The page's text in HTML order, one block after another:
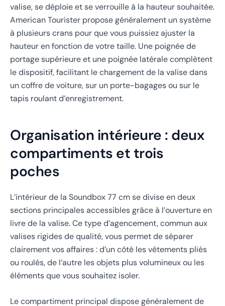
valise, se déploie et se verrouille à la hauteur souhaitée.
American Tourister propose généralement un système
à plusieurs crans pour que vous puissiez ajuster la
hauteur en fonction de votre taille. Une poignée de
portage supérieure et une poignée latérale complètent
le dispositif, facilitant le chargement de la valise dans
un coffre de voiture, sur un porte-bagages ou sur le
tapis roulant d’enregistrement.
Organisation intérieure : deux
compartiments et trois
poches
L’intérieur de la Soundbox 77 cm se divise en deux
sections principales accessibles grâce à l’ouverture en
livre de la valise. Ce type d’agencement, commun aux
valises rigides de qualité, vous permet de séparer
clairement vos affaires : d’un côté les vêtements pliés
ou roulés, de l’autre les objets plus volumineux ou les
éléments que vous souhaitez isoler.
Le compartiment principal dispose généralement de